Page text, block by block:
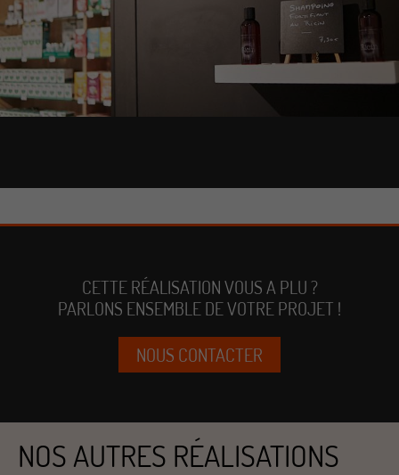
CETTE RÉALISATION VOUS A PLU ?
PARLONS ENSEMBLE DE VOTRE PROJET !
NOUS CONTACTER
NOS AUTRES RÉALISATIONS